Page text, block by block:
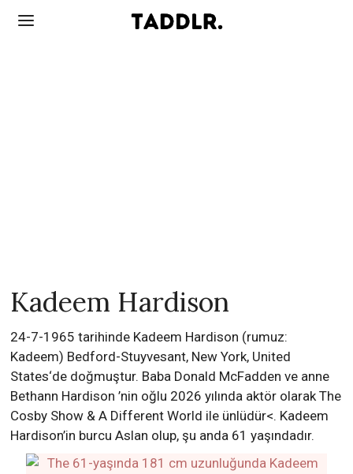
Kadeem Hardison
24-7-1965 tarihinde Kadeem Hardison (rumuz:
Kadeem) Bedford-Stuyvesant, New York, United
States‘de doğmuştur. Baba Donald McFadden ve anne
Bethann Hardison ’nin oğlu 2026 yılında aktör olarak The
Cosby Show & A Different World ile ünlüdür<. Kadeem
Hardison’in burcu Aslan olup, şu anda 61 yaşındadır.